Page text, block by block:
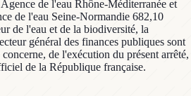
de l'eau Rhône-Méditerranée et
de l'eau Seine-Normandie 682,10
de l'eau et de la biodiversité, la
général des finances publiques sont
de l'exécution du présent arrêté,
de la République française.